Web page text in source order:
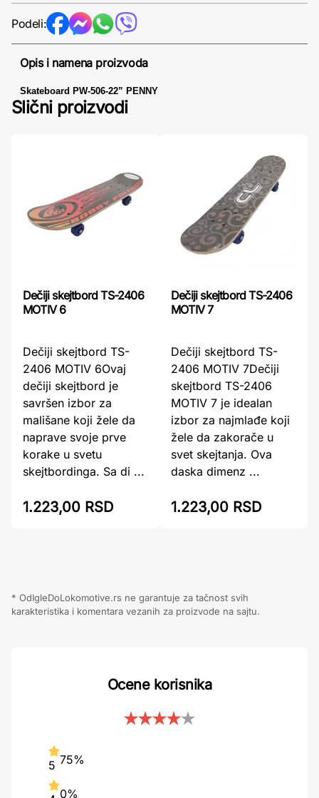
Podeli:
Opis i namena proizvoda
Skateboard PW-506-22” PENNY
Slični proizvodi
Dečiji skejtbord TS-2406
MOTIV 6
Dečiji skejtbord TS-
2406 MOTIV 6Ovaj
dečiji skejtbord je
savršen izbor za
mališane koji žele da
naprave svoje prve
korake u svetu
skejtbordinga. Sa di ...
1.223,00 RSD
Dečiji skejtbord TS-2406
MOTIV 7
Dečiji skejtbord TS-
2406 MOTIV 7Dečiji
skejtbord TS-2406
MOTIV 7 je idealan
izbor za najmlađe koji
žele da zakorače u
svet skejtanja. Ova
daska dimenz ...
1.223,00 RSD
* OdIgleDoLokomotive.rs ne garantuje za tačnost svih
karakteristika i komentara vezanih za proizvode na sajtu.
Ocene korisnika
5 75%
0%